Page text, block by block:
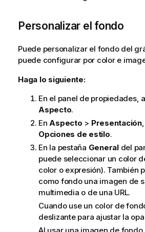
Personalizar el fondo
Puede personalizar el fondo del
puede configurar por color e
Haga lo siguiente:
En el panel de propiedades,
Aspecto.
EnAspecto > Presentación
Opciones de estilo.
En la pestaña Generaldel
puede seleccionar un color
color o expresión). También
como fondo una imagen de
multimedia o de una URL.
Cuando use un color de
deslizante para ajustar la